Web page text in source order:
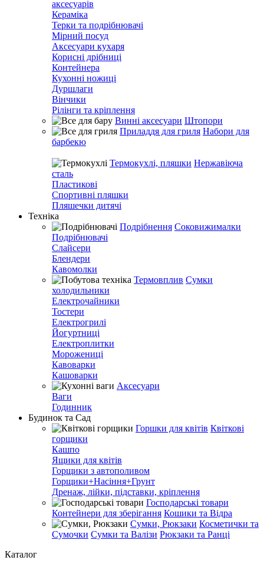
аксесуарів
Кераміка
Терки та подрібнювачі
Мірний посуд
Аксесуари кухаря
Корисні дрібниці
Контейнера
Кухонні ножиці
Дуршлаги
Вінчики
Рілінги та кріплення
Винні аксесуари Штопори
Приладдя для гриля Набори для
барбекю
Термокухлі, пляшки Нержавіюча
сталь
Пластикові
Спортивні пляшки
Пляшечки дитячі
Техніка
Подрібнення Соковижималки
Подрібнювачі
Слайсери
Блендери
Кавомолки
Термовплив Сумки
холодильники
Електрочайники
Тостери
Електрогрилі
Йогуртниці
Електроплитки
Морожениці
Кавоварки
Кашоварки
Аксесуари
Ваги
Годинник
Будинок та Сад
Горшки для квітів Квіткові
горщики
Кашпо
Ящики для квітів
Горщики з автополивом
Горщики+Насіння+Грунт
Дренаж, лійки, підставки, кріплення
Господарські товари
Контейнери для зберігання Кошики та Відра
Сумки, Рюкзаки Косметички та
Сумочки Сумки та Валізи Рюкзаки та Ранці
Каталог